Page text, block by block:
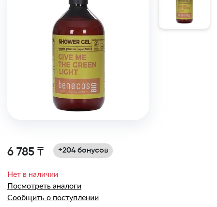
6 785 ₸ +204 бонусов
Нет в наличии
Посмотреть аналоги
Сообщить о поступлении